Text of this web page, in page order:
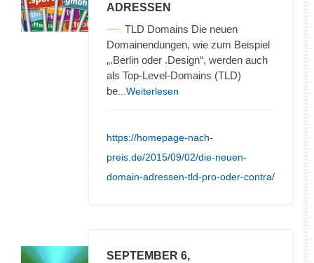
ADRESSEN
TLD Domains Die neuen
Domainendungen, wie zum Beispiel
„.Berlin oder .Design“, werden auch
als Top-Level-Domains (TLD)
be ...Weiterlesen
https://homepage-nach-
preis.de/2015/09/02/die-neuen-
domain-adressen-tld-pro-oder-contra/
SEPTEMBER 6,